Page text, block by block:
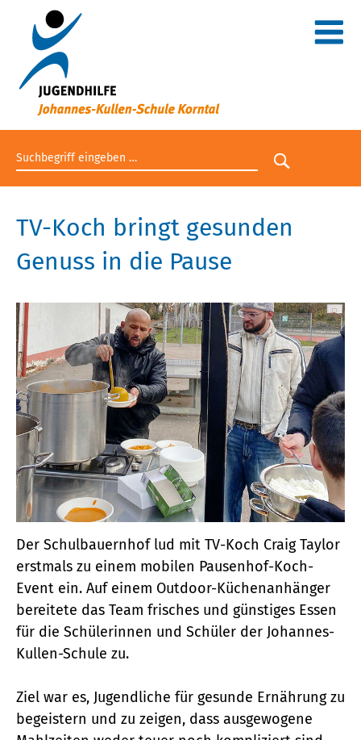
Suchbegriff eingeben
Suche
TV-Koch bringt gesunden
Genuss in die Pause
Der Schulbauernhof lud mit TV-Koch Craig Taylor
erstmals zu einem mobilen Pausenhof-Koch-
Event ein. Auf einem Outdoor-Küchenanhänger
bereitete das Team frisches und günstiges Essen
für die Schülerinnen und Schüler der Johannes-
Kullen-Schule zu.
Ziel war es, Jugendliche für gesunde Ernährung zu
begeistern und zu zeigen, dass ausgewogene